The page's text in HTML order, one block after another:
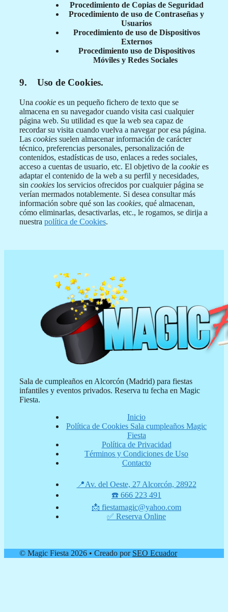
Procedimiento de Copias de Seguridad
Procedimiento de uso de Contraseñas y
Usuarios
Procedimiento de uso de Dispositivos
Externos
Procedimiento uso de Dispositivos
Móviles y Redes Sociales
9. Uso de Cookies.
Una cookie es un pequeño fichero de texto que se
almacena en su navegador cuando visita casi cualquier
página web. Su utilidad es que la web sea capaz de
recordar su visita cuando vuelva a navegar por esa página.
Las cookies suelen almacenar información de carácter
técnico, preferencias personales, personalización de
contenidos, estadísticas de uso, enlaces a redes sociales,
acceso a cuentas de usuario, etc. El objetivo de la cookie es
adaptar el contenido de la web a su perfil y necesidades,
sin cookies los servicios ofrecidos por cualquier página se
verían mermados notablemente. Si desea consultar más
información sobre qué son las cookies, qué almacenan,
cómo eliminarlas, desactivarlas, etc., le rogamos, se dirija a
nuestra política de Cookies.
Sala de cumpleaños en Alcorcón (Madrid) para fiestas
infantiles y eventos privados. Reserva tu fecha en Magic
Fiesta.
Inicio
Política de Cookies Sala cumpleaños Magic
Fiesta
Política de Privacidad
Términos y Condiciones de Uso
Contacto
📍Av. del Oeste, 27 Alcorcón, 28922
☎️ 666 223 491
📩 fiestamagic@yahoo.com
✅ Reserva Online
© Magic Fiesta 2026 • Creado por SEO Ecuador